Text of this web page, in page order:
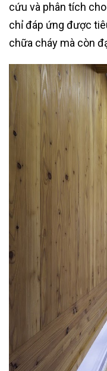
cứu và phân tích
chỉ đáp ứng được
chữa cháy mà còn